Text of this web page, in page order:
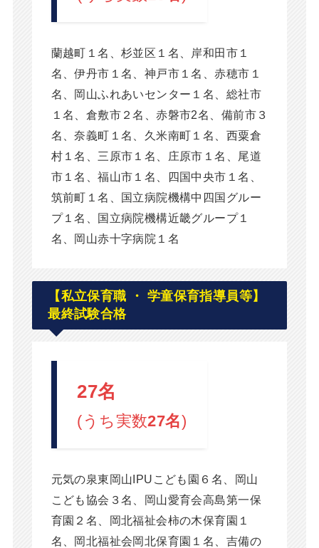
蘭越町１名、杉並区１名、岸和田市１
名、伊丹市１名、神戸市１名、赤穂市１
名、岡山ふれあいセンター１名、総社市
１名、倉敷市２名、赤磐市2名、備前市３
名、奈義町１名、久米南町１名、西粟倉
村１名、三原市１名、庄原市１名、尾道
市１名、福山市１名、四国中央市１名、
筑前町１名、国立病院機構中四国グルー
プ１名、国立病院機構近畿グループ１
名、岡山赤十字病院１名
【私立保育職 ・ 学童保育指導員等】
最終試験合格
27名
(うち実数27名)
元気の泉東岡山IPUこども園６名、岡山
こども協会３名、岡山愛育会高島第一保
育園２名、岡北福祉会柿の木保育園１
名、岡北福祉会岡北保育園１名、吉備の